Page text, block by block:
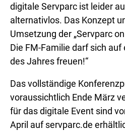
digitale Servparc ist leider
alternativlos. Das Konzept
Umsetzung der „Servparc
Die FM-Familie darf sich
des Jahres freuen!“
Das vollständige
voraussichtlich Ende März
für das digitale Event sind
April auf servparc.de